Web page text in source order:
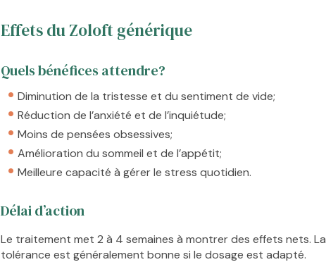
Effets du Zoloft générique
Quels bénéfices attendre?
Diminution de la tristesse et du sentiment de vide;
Réduction de l’anxiété et de l’inquiétude;
Moins de pensées obsessives;
Amélioration du sommeil et de l’appétit;
Meilleure capacité à gérer le stress quotidien.
Délai d’action
Le traitement met 2 à 4 semaines à montrer des effets nets. La
tolérance est généralement bonne si le dosage est adapté.